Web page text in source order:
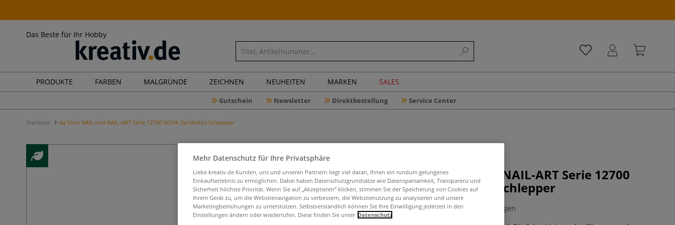
Das Beste für Ihr Hobby
PRODUKTE FARBEN MALGRÜNDE ZEICHNEN NEUHEITEN MARKEN SALES
Gutschein Newsletter Direktbestellung Service Center
Startseite da Vinci NAIL und NAIL-ART Serie 12700 NOVA Synthetics Schlepper
da Vinci NAIL und NAIL-ART Serie 12700
NOVA Synthetics Schlepper
0 Bewertungen
Mehr Datenschutz für Ihre Privatsphäre
Liebe kreativ.de Kunden, uns und unseren Partnern liegt viel daran, Ihnen ein rundum gelungenes
Einkaufserlebnis zu ermöglichen. Dabei haben Datenschutzgrundsätze wie Datensparsamkeit, Transparenz und
Sicherheit höchste Priorität. Wenn Sie auf „Akzeptieren“ klicken, stimmen Sie der Speicherung von Cookies auf
Ihrem Gerät zu, um die Websitenavigation zu verbessern, die Websitenutzung zu analysieren und unsere
Marketingbemühungen zu unterstützen. Selbstverständlich können Sie Ihre Einwilligung jederzeit in den
Einstellungen ändern oder wiederrufen. Diese finden Sie unter Datenschutz